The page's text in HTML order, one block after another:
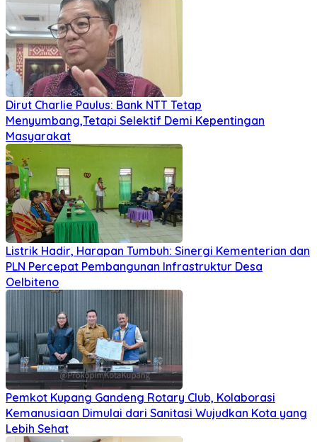
Dirut Charlie Paulus: Bank NTT Tetap
Menyumbang,Tetapi Selektif Demi Kepentingan
Masyarakat
Listrik Hadir, Harapan Tumbuh: Sinergi Kementerian dan
PLN Percepat Pembangunan Infrastruktur Desa
Oelbiteno
Pemkot Kupang Gandeng Rotary Club, Kolaborasi
Kemanusiaan Dimulai dari Sanitasi Wujudkan Kota yang
Lebih Sehat